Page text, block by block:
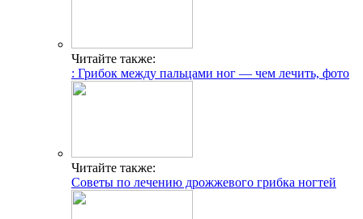
Популярные статьи
Умеренная брадикардия